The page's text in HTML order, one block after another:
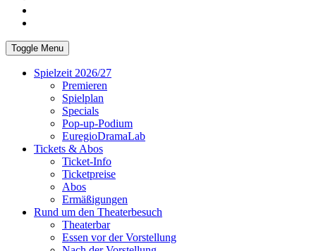
Toggle Menu
Spielzeit 2026/27
Premieren
Spielplan
Specials
Pop-up-Podium
EuregioDramaLab
Tickets & Abos
Ticket-Info
Ticketpreise
Abos
Ermäßigungen
Rund um den Theaterbesuch
Theaterbar
Essen vor der Vorstellung